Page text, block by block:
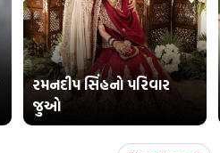
રમનદીપ સિંહનો પરિવાર
જુઓ